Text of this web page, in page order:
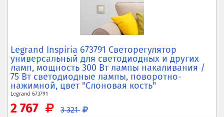
Legrand Inspiria 673791 Светорегулятор
универсальный для светодиодных и других
ламп, мощность 300 Вт лампы накаливания /
75 Вт светодиодные лампы, поворотно-
нажимной, цвет "Слоновая кость"
Legrand 673791
2 767 3 321